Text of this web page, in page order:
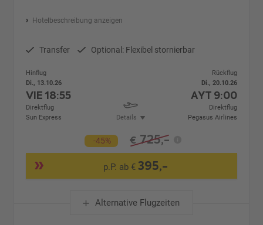
Hotelbeschreibung anzeigen
Transfer Optional: Flexibel stornierbar
Hinflug
Di., 13.10.26
VIE18:55
Direktflug
Sun Express
Details
Rückflug
Di., 20.10.26
AYT 9:00
Direktflug
Pegasus Airlines
-45% € 725,-
p.P. ab €395,-
Alternative Flugzeiten